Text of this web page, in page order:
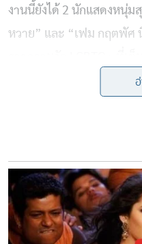
งานนี้ยังได้ 2 นักแสดงหนุ่
หวาย” และ “เฟม กฤตพัศ